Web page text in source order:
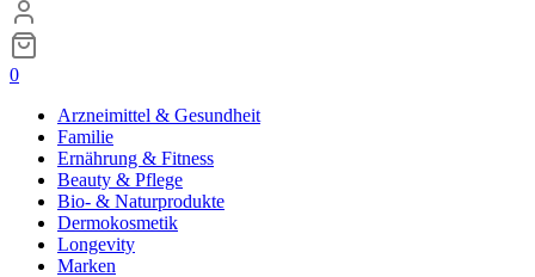
0
Arzneimittel & Gesundheit
Familie
Ernährung & Fitness
Beauty & Pflege
Bio- & Naturprodukte
Dermokosmetik
Longevity
Marken